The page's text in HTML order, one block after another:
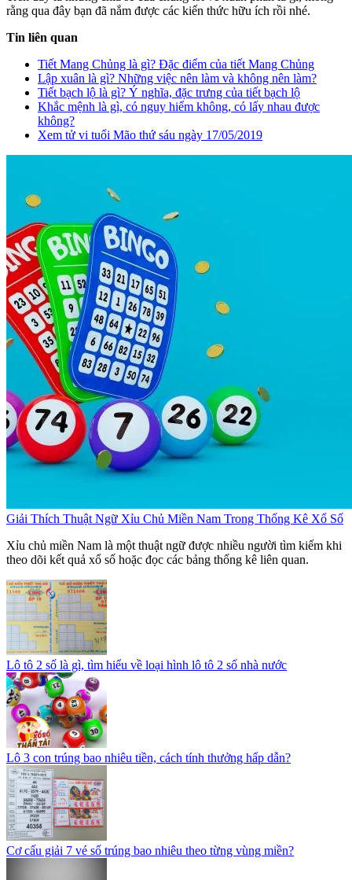
rằng qua đây bạn đã nắm được các kiến thức hữu ích rồi nhé.
Tin liên quan
Tiết Mang Chủng là gì? Đặc điểm của tiết Mang Chủng
Lập xuân là gì? Những việc nên làm và không nên làm?
Tiết bạch lộ là gì? Ý nghĩa, đặc trưng của tiết bạch lộ
Khắc mệnh là gì, có nguy hiểm không, có lấy nhau được
không?
Xem tử vi tuổi Mão thứ sáu ngày 17/05/2019
Giải Thích Thuật Ngữ Xỉu Chủ Miền Nam Trong Thống Kê Xổ Số
Xỉu chủ miền Nam là một thuật ngữ được nhiều người tìm kiếm khi
theo dõi kết quả xổ số hoặc đọc các bảng thống kê liên quan.
Lô tô 2 số là gì, tìm hiểu về loại hình lô tô 2 số nhà nước
Lô 3 con trúng bao nhiêu tiền, cách tính thưởng hấp dẫn?
Cơ cấu giải 7 vé số trúng bao nhiêu theo từng vùng miền?